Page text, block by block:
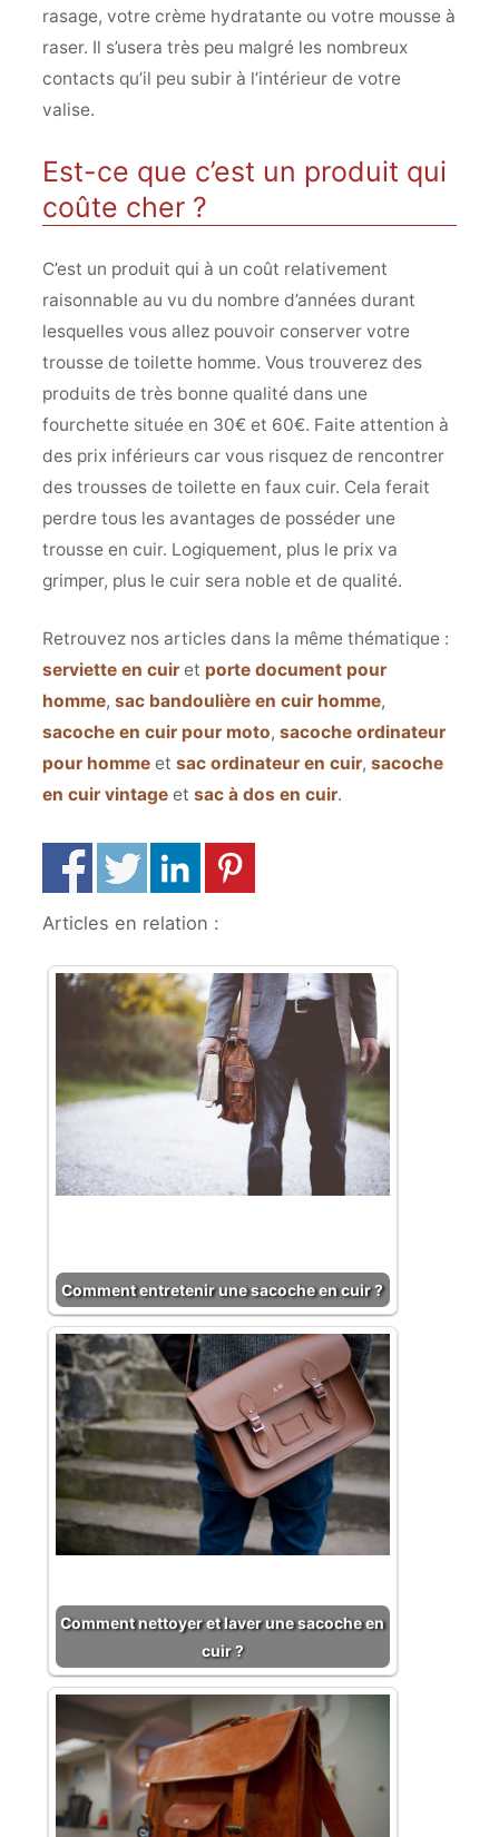
rasage, votre crème hydratante ou votre mousse à
raser. Il s’usera très peu malgré les nombreux
contacts qu’il peu subir à l’intérieur de votre
valise.
Est-ce que c’est un produit qui
coûte cher ?
C’est un produit qui à un coût relativement
raisonnable au vu du nombre d’années durant
lesquelles vous allez pouvoir conserver votre
trousse de toilette homme. Vous trouverez des
produits de très bonne qualité dans une
fourchette située en 30€ et 60€. Faite attention à
des prix inférieurs car vous risquez de rencontrer
des trousses de toilette en faux cuir. Cela ferait
perdre tous les avantages de posséder une
trousse en cuir. Logiquement, plus le prix va
grimper, plus le cuir sera noble et de qualité.
Retrouvez nos articles dans la même thématique :
serviette en cuiret porte document pour
homme, sac bandoulière en cuir homme,
sacoche en cuir pour moto, sacoche ordinateur
pour hommeet sac ordinateur en cuir, sacoche
en cuir vintageet sac à dos en cuir.
Articles en relation :
Comment entretenir une sacoche en cuir ?
Comment nettoyer et laver une sacoche en
cuir ?